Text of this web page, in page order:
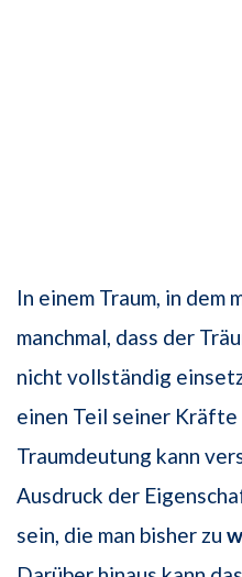
In einem Traum, in dem
manchmal, dass der
nicht vollständig
einen Teil seiner
Traumdeutung kann
Ausdruck der
sein, die man bisher zu